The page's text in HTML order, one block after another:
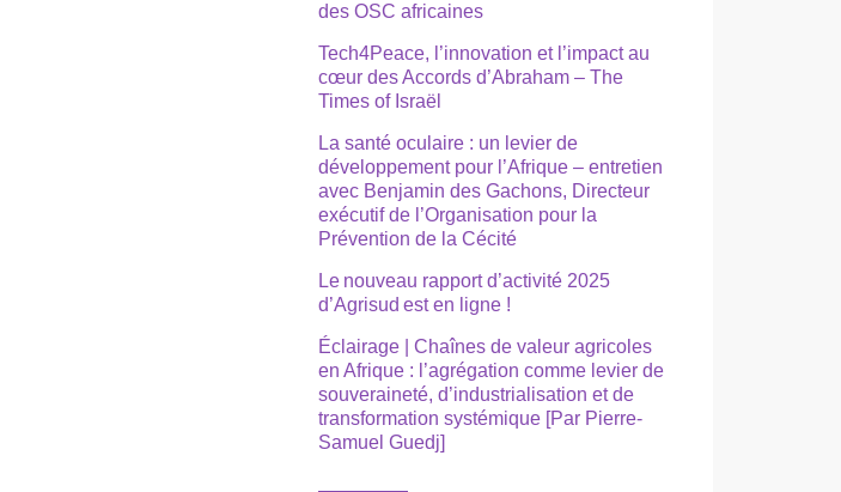
des OSC africaines
Tech4Peace, l’innovation et l’impact au
cœur des Accords d’Abraham – The
Times of Israël
La santé oculaire : un levier de
développement pour l’Afrique – entretien
avec Benjamin des Gachons, Directeur
exécutif de l’Organisation pour la
Prévention de la Cécité
Le nouveau rapport d’activité 2025
d’Agrisud est en ligne !
Éclairage | Chaînes de valeur agricoles
en Afrique : l’agrégation comme levier de
souveraineté, d’industrialisation et de
transformation systémique [Par Pierre-
Samuel Guedj]